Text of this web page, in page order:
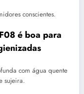
conscientes.
é boa para
com água quente
sujeira.